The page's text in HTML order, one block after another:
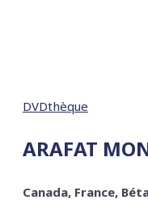
DVDthèque
ARAFAT
Canada, France,